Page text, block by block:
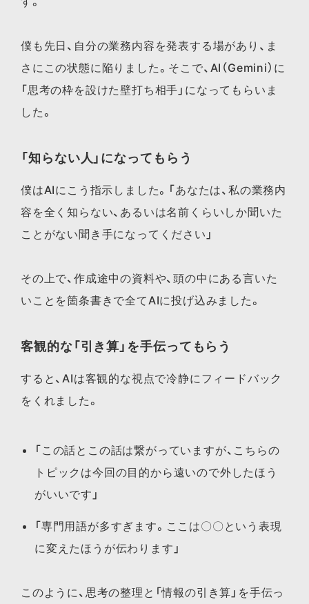
僕も先日、自分の業務内容を発表する場があり、ま
さにこの状態に陥りました。そこで、AI（Gemini）に
「思考の枠を設けた壁打ち相手」になってもらいま
した。
「知らない人」になってもらう
僕はAIにこう指示しました。「あなたは、私の業務内
容を全く知らない、あるいは名前くらいしか聞いた
ことがない聞き手になってください」
その上で、作成途中の資料や、頭の中にある言いた
いことを箇条書きで全てAIに投げ込みました。
客観的な「引き算」を手伝ってもらう
すると、AIは客観的な視点で冷静にフィードバック
をくれました。
「この話とこの話は繋がっていますが、こちらの
トピックは今回の目的から遠いので外したほう
がいいです」
「専門用語が多すぎます。ここは〇〇という表現
に変えたほうが伝わります」
このように、思考の整理と「情報の引き算」を手伝っ